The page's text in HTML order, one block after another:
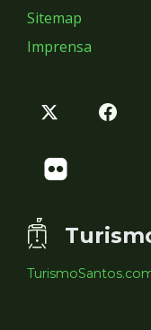
Sitemap
Imprensa